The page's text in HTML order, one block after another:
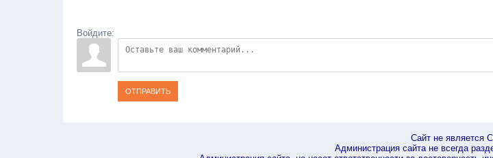
Войдите:
ОТПРАВИТЬ
Сайт не является
Администрация сайта не всегда